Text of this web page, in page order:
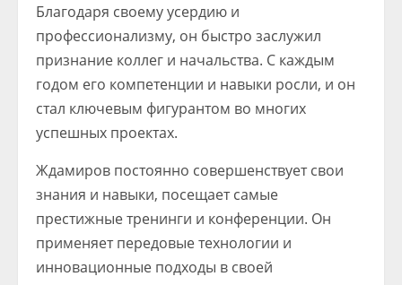
Благодаря своему усердию и
профессионализму, он быстро заслужил
признание коллег и начальства. С каждым
годом его компетенции и навыки росли, и он
стал ключевым фигурантом во многих
успешных проектах.
Ждамиров постоянно совершенствует свои
знания и навыки, посещает самые
престижные тренинги и конференции. Он
применяет передовые технологии и
инновационные подходы в своей